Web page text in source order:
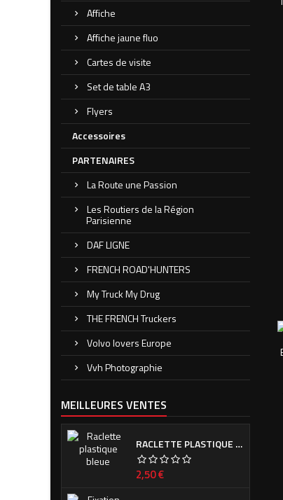
Affiche
Affiche jaune fluo
Cartes de visite
Set de table A3
Flyers
Accessoires
PARTENAIRES
La Route une Passion
Les Routiers de la Région
Parisienne
DAF LIGNE
FRENCH ROAD'HUNTERS
My Truck My Drug
THE FRENCH Truckers
Volvo lovers Europe
Vvh Photographie
MEILLEURES VENTES
RACLETTE PLASTIQUE BLEUE (OU VERTE SUIVANT ARRIVAGE)
Prix
2,50 €